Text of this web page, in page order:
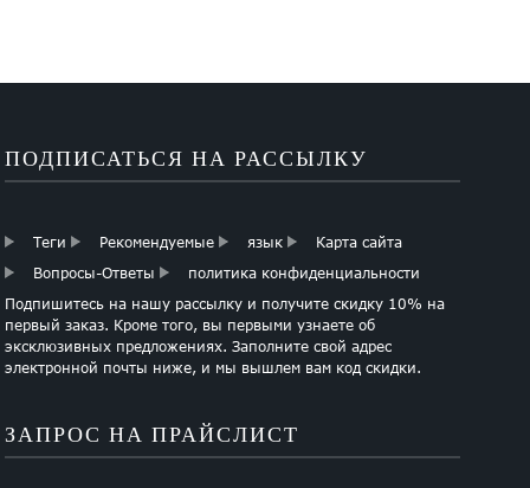
ПОДПИСАТЬСЯ НА РАССЫЛКУ
Теги Рекомендуемые язык
Карта сайта
Вопросы-Ответы
политика конфиденциальности
Подпишитесь на нашу рассылку и получите скидку 10% на
первый заказ. Кроме того, вы первыми узнаете об
эксклюзивных предложениях. Заполните свой адрес
электронной почты ниже, и мы вышлем вам код скидки.
ЗАПРОС НА ПРАЙСЛИСТ